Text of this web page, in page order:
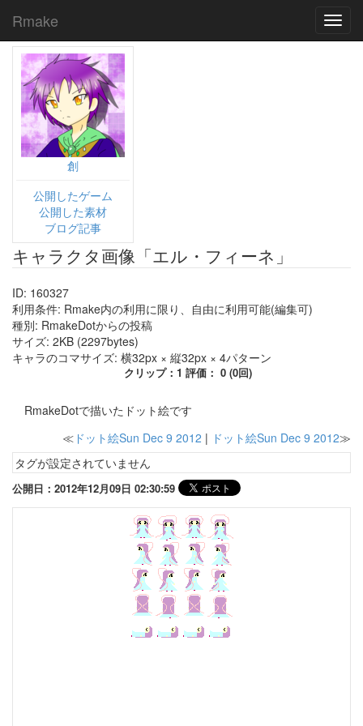
Rmake
創
公開したゲーム
公開した素材
ブログ記事
キャラクタ画像「エル・フィーネ」
ID: 160327
利用条件: Rmake内の利用に限り、自由に利用可能(編集可)
種別: RmakeDotからの投稿
サイズ: 2KB (2297bytes)
キャラのコマサイズ: 横32px × 縦32px × 4パターン
クリップ：1 評価： 0 (0回)
RmakeDotで描いたドット絵です
≪ ドット絵Sun Dec 9 2012 | ドット絵Sun Dec 9 2012≫
タグが設定されていません
公開日：2012年12月09日 02:30:59